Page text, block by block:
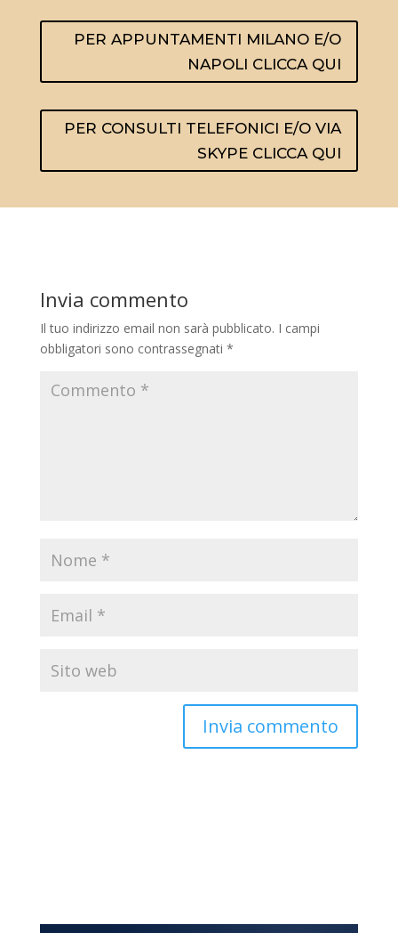
PER APPUNTAMENTI MILANO E/O
NAPOLI CLICCA QUI
PER CONSULTI TELEFONICI E/O VIA
SKYPE CLICCA QUI
Invia commento
Il tuo indirizzo email non sarà pubblicato. I campi
obbligatori sono contrassegnati *